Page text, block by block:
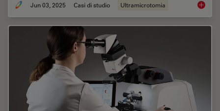
Jun 03, 2025 Casi di studio Ultramicrotomia How